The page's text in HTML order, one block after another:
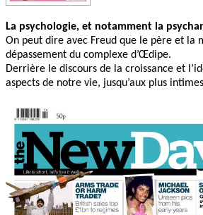
La psychologie, et notamment la
On peut dire avec Freud que le père et la
dépassement du complexe d’Œdipe.
Derrière le discours de la croissance et
aspects de notre vie, jusqu’aux plus